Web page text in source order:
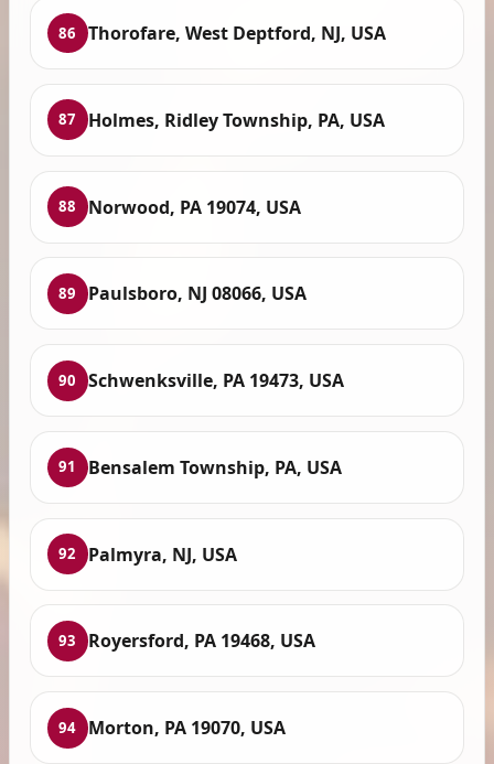
86 Thorofare, West Deptford, NJ, USA
87 Holmes, Ridley Township, PA, USA
88 Norwood, PA 19074, USA
89 Paulsboro, NJ 08066, USA
90 Schwenksville, PA 19473, USA
91 Bensalem Township, PA, USA
92 Palmyra, NJ, USA
93 Royersford, PA 19468, USA
94 Morton, PA 19070, USA